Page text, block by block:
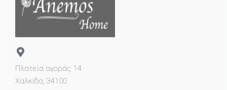
Πλατεία αγοράς 14
Χαλκίδα, 34100